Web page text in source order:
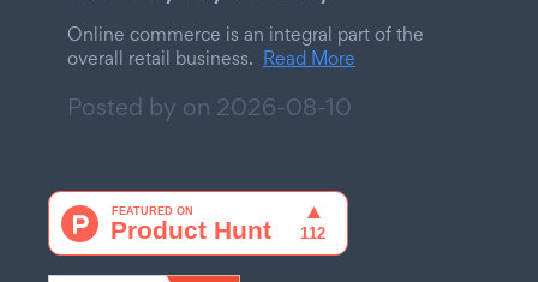
Online commerce is an integral part of the
overall retail business. Read More
Posted by on 2026-08-10